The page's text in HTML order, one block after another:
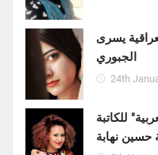
يسرى
الجبوري
24th
للكاتبة
حسين نهابة